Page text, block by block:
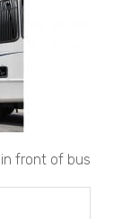
front of bus